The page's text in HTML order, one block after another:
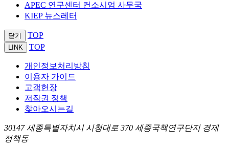
APEC 연구센터 컨소시엄 사무국
KIEP 뉴스레터
닫기 TOP
LINK TOP
개인정보처리방침
이용자 가이드
고객헌장
저작권 정책
찾아오시는길
30147 세종특별자치시 시청대로 370 세종국책연구단지 경제
정책동